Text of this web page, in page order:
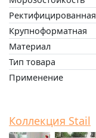
Ректифицированная
Крупноформатная
Материал
Тип товара
Применение
Коллекция Stail